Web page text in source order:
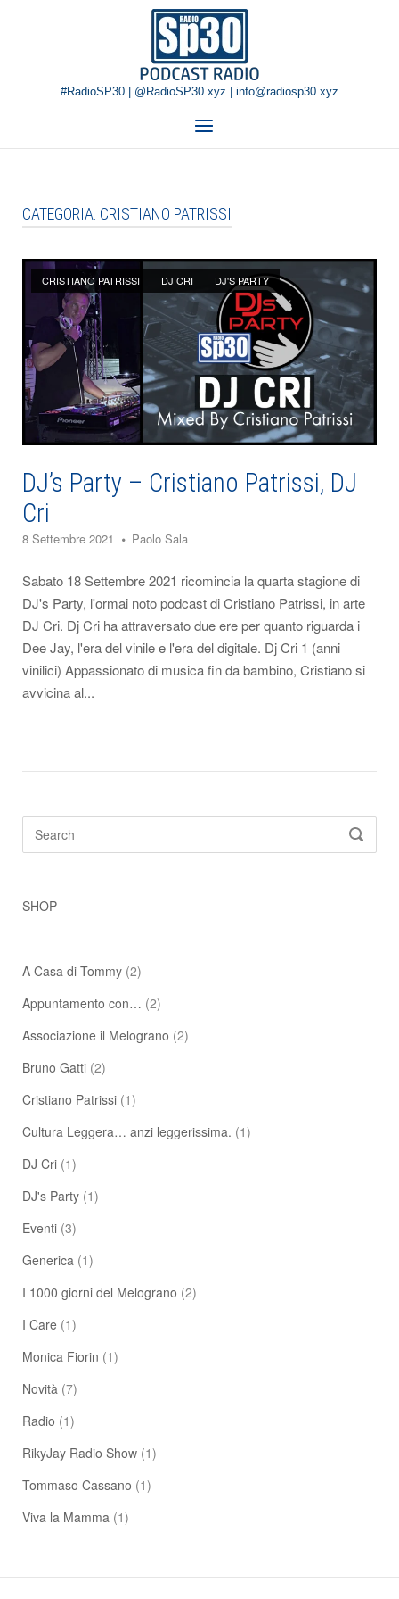
Home
#RadioSP30 | @RadioSP30.xyz | info@radiosp30.xyz
Menu
CATEGORIA: CRISTIANO PATRISSI
CRISTIANO PATRISSI DJ CRI DJ'S PARTY
Open post
DJ’s Party – Cristiano Patrissi, DJ
Cri
8 Settembre 2021 Paolo Sala
Sabato 18 Settembre 2021 ricomincia la quarta stagione di
DJ's Party, l'ormai noto podcast di Cristiano Patrissi, in arte
DJ Cri. Dj Cri ha attraversato due ere per quanto riguarda i
Dee Jay, l'era del vinile e l'era del digitale. Dj Cri 1 (anni
vinilici) Appassionato di musica fin da bambino, Cristiano si
avvicina al...
Search
SHOP
A Casa di Tommy (2)
Appuntamento con… (2)
Associazione il Melograno (2)
Bruno Gatti (2)
Cristiano Patrissi (1)
Cultura Leggera… anzi leggerissima. (1)
DJ Cri (1)
DJ's Party (1)
Eventi (3)
Generica (1)
I 1000 giorni del Melograno (2)
I Care (1)
Monica Fiorin (1)
Novità (7)
Radio (1)
RikyJay Radio Show (1)
Tommaso Cassano (1)
Viva la Mamma (1)